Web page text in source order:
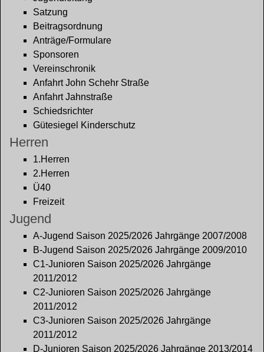
Satzung
Beitragsordnung
Anträge/Formulare
Sponsoren
Vereinschronik
Anfahrt John Schehr Straße
Anfahrt Jahnstraße
Schiedsrichter
Gütesiegel Kinderschutz
Herren
1.Herren
2.Herren
Ü40
Freizeit
Jugend
A-Jugend Saison 2025/2026 Jahrgänge 2007/2008
B-Jugend Saison 2025/2026 Jahrgänge 2009/2010
C1-Junioren Saison 2025/2026 Jahrgänge
2011/2012
C2-Junioren Saison 2025/2026 Jahrgänge
2011/2012
C3-Junioren Saison 2025/2026 Jahrgänge
2011/2012
D-Junioren Saison 2025/2026 Jahrgänge 2013/2014